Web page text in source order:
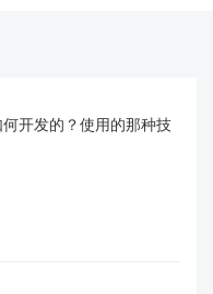
开发的？使用的那种技